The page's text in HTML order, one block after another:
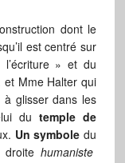
dont le
est centré sur
» et du
Mme Halter qui
glisser dans les
dutemple de
Un symbole du
droitehumaniste